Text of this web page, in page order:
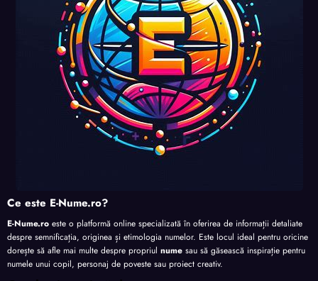
te
te
Ce este E-Nume.ro?
E-Nume.ro este o platformă online specializată în oferirea de informații detaliate
despre semnificația, originea și etimologia numelor. Este locul ideal pentru oricine
dorește să afle mai multe despre propriul nume sau să găsească inspirație pentru
numele unui copil, personaj de poveste sau proiect creativ.